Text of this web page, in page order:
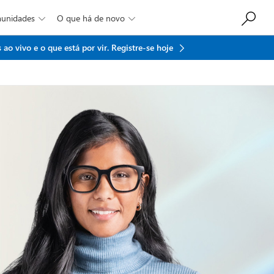
 O que há de novo 
vivo e o que está por vir. Registre-se hoje